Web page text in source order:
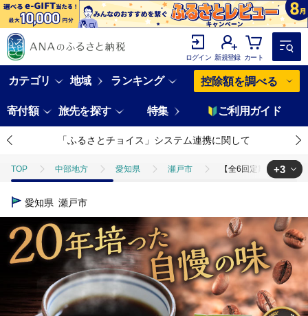
ログイン 新規登録 カート
カテゴリ 地域 ランキング 控除額を調べる
寄付額 旅先を探す 特集 ご利用ガイド
「ふるさとチョイス」システム連携に関して
TOP 中部地方 愛知県 瀬戸市 【全6回定期便】将棋
TOP
ソフトドリンク 【全6回定期便】将
TOP 飲料（酒以外） ソフトドリンク コーヒー 【全
+3
愛知県 瀬戸市